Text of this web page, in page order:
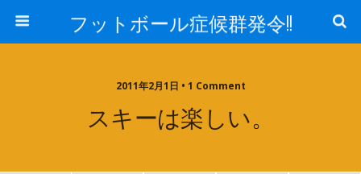
フットボール症候群発令!!
2011年2月1日 • 1 Comment
スキーは楽しい。